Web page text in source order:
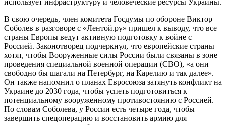
использует инфраструктуру и человеческие ресурсы Украины.
В свою очередь, член комитета Госдумы по обороне Виктор
Соболев в разговоре с «Лентой.ру» пришел к выводу, что все
страны Европы ведут активную подготовку к войне с
Россией. Законотворец подчеркнул, что европейские страны
хотят, чтобы Вооруженные силы России были связаны в зоне
проведения специальной военной операции (СВО), «а они
свободно бы шагали на Петербург, на Карелию и так далее».
Он также напомнил о планах Евросоюза затянуть конфликт на
Украине до 2030 года, чтобы успеть подготовиться к
потенциальному вооруженному противостоянию с Россией.
По словам Соболева, у России есть четыре года, чтобы
завершить спецоперацию и восстановить армию для